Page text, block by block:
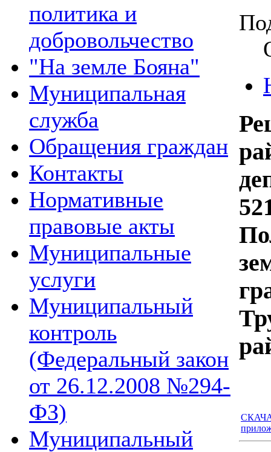
политика и
добровольчество
"На земле Бояна"
Муниципальная
служба
Обращения граждан
Контакты
Нормативные
правовые акты
Муниципальные
услуги
Муниципальный
контроль
(Федеральный закон
от 26.12.2008 №294-
ФЗ)
Муниципальный